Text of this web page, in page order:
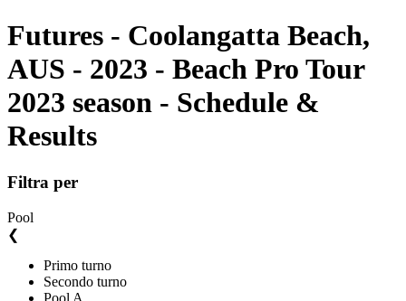
Futures - Coolangatta Beach,
AUS - 2023 - Beach Pro Tour
2023 season - Schedule &
Results
Filtra per
Pool
❮
Primo turno
Secondo turno
Pool A